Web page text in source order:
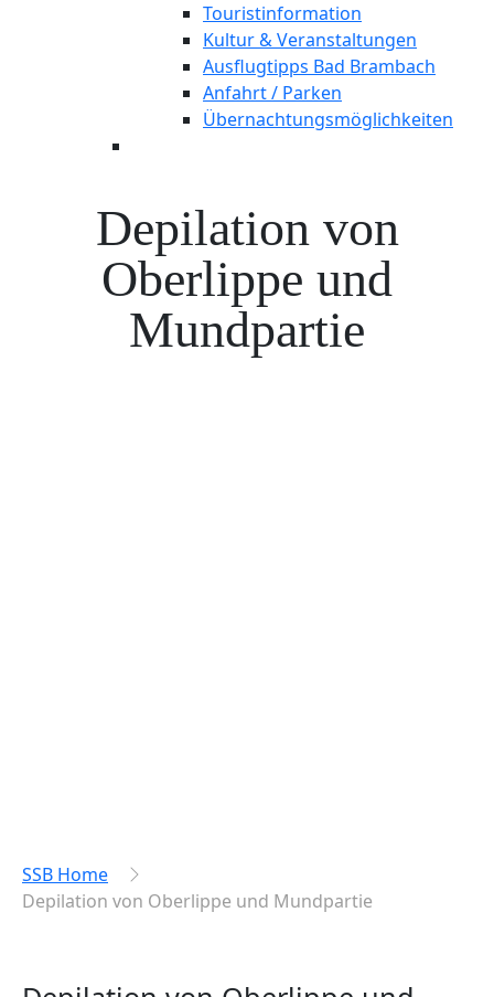
Touristinformation
Kultur & Veranstaltungen
Ausflugtipps Bad Brambach
Anfahrt / Parken
Übernachtungsmöglichkeiten
Depilation von
Oberlippe und
Mundpartie
SSB Home
Depilation von Oberlippe und Mundpartie